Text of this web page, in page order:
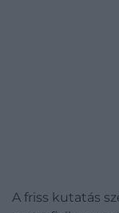
A friss kutatás